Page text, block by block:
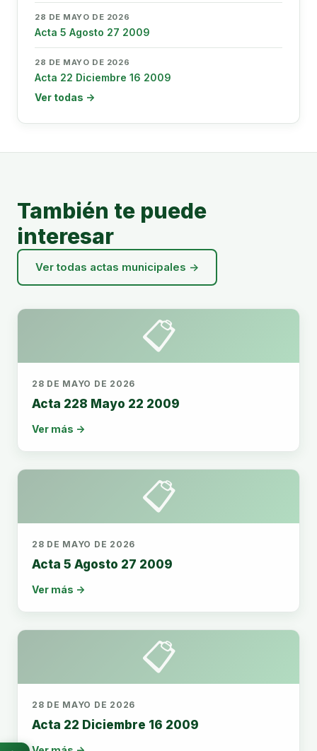
28 DE MAYO DE 2026
Acta 5 Agosto 27 2009
28 DE MAYO DE 2026
Acta 22 Diciembre 16 2009
Ver todas →
También te puede
interesar
Ver todas actas municipales →
📋
28 DE MAYO DE 2026
Acta 228 Mayo 22 2009
Ver más →
📋
28 DE MAYO DE 2026
Acta 5 Agosto 27 2009
Ver más →
📋
28 DE MAYO DE 2026
Acta 22 Diciembre 16 2009